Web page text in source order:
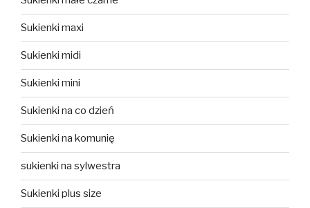
Sukienki maxi
Sukienki midi
Sukienki mini
Sukienki na co dzień
Sukienki na komunię
sukienki na sylwestra
Sukienki plus size